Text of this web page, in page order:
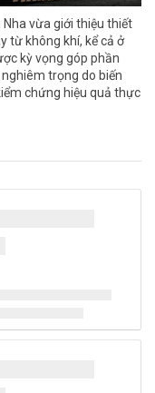
vừa giới thiệu thiết
từ không khí, kể cả ở
kỳ vọng góp phần
trọng do biến
chứng hiệu quả thực
Bỉm Sơn tăng